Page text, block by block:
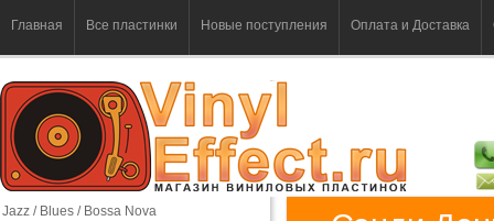
Главная Все пластинки Новые поступления Оплата и Доставка
Jazz / Blues / Bossa Nova